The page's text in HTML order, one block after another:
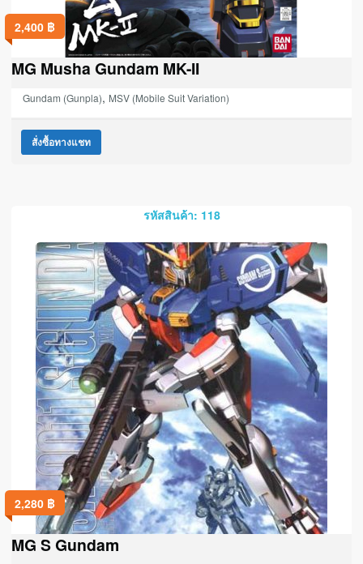
2,400 ฿
MG Musha Gundam MK-II
Gundam (Gunpla), MSV (Mobile Suit Variation)
สั่งซื้อทางแชท
รหัสสินค้า: 118
2,280 ฿
MG S Gundam